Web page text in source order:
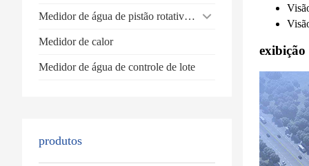
Medidor de água de pistão rotativo volumétrico
Medidor de calor
Medidor de água de controle de lote
produtos